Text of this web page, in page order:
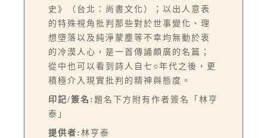
史》（台北：尚書文化）；以出人意表
的特殊視角批判那些對於世事變化、理
想墮落以及純淨蒙塵等不幸均無動於衷
的冷漠人心，是一首傳誦頗廣的名篇；
從中也可以看到詩人自七○年代之後，更
積極介入現實批判的精神與態度。
印記/簽名: 題名下方附有作者簽名「林亨
泰」
提供者: 林亨泰